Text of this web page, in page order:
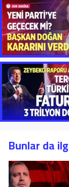
Bunlar da